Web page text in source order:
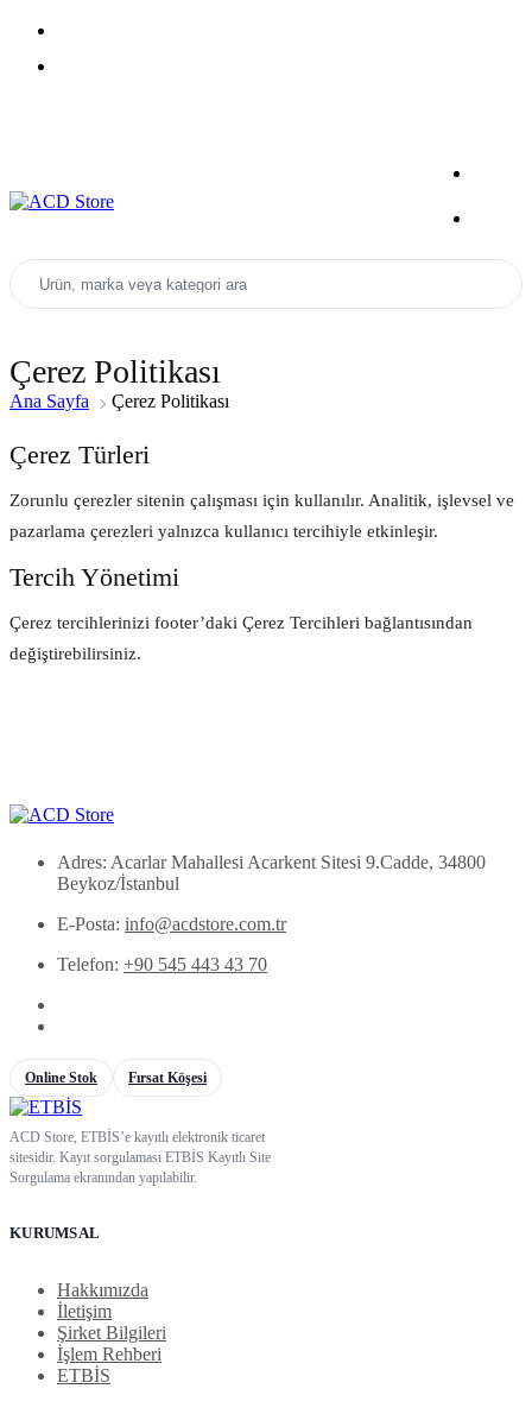
Ürün, marka veya kategori ara
Çerez Politikası
Ana Sayfa Çerez Politikası
Çerez Türleri
Zorunlu çerezler sitenin çalışması için kullanılır. Analitik, işlevsel ve
pazarlama çerezleri yalnızca kullanıcı tercihiyle etkinleşir.
Tercih Yönetimi
Çerez tercihlerinizi footer’daki Çerez Tercihleri bağlantısından
değiştirebilirsiniz.
Adres: Acarlar Mahallesi Acarkent Sitesi 9.Cadde, 34800
Beykoz/İstanbul
E-Posta: info@acdstore.com.tr
Telefon: +90 545 443 43 70
Online Stok Fırsat Köşesi
ACD Store, ETBİS’e kayıtlı elektronik ticaret
sitesidir. Kayıt sorgulaması ETBİS Kayıtlı Site
Sorgulama ekranından yapılabilir.
KURUMSAL
Hakkımızda
İletişim
Şirket Bilgileri
İşlem Rehberi
ETBİS